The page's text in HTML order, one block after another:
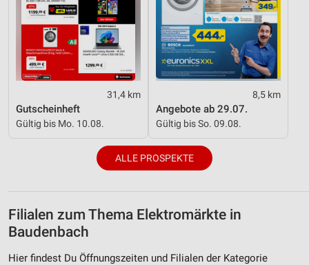
31,4 km
Gutscheinheft
Gültig bis Mo. 10.08.
8,5 km
Angebote ab 29.07.
Gültig bis So. 09.08.
ALLE PROSPEKTE
Filialen zum Thema Elektromärkte in
Baudenbach
Hier findest Du Öffnungszeiten und Filialen der Kategorie